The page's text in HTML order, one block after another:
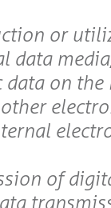
or
data
on
of